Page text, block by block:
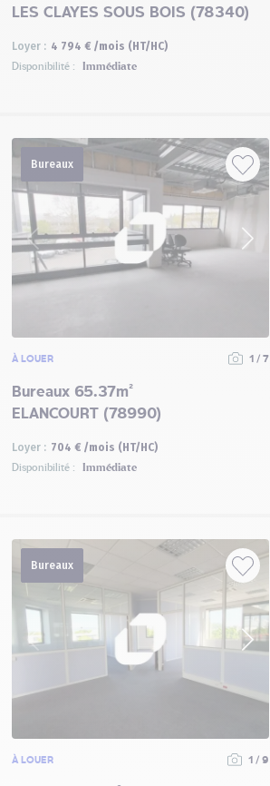
LES CLAYES SOUS BOIS (78340)
Loyer : 4 794 € /mois (HT/HC)
Disponibilité : Immédiate
Bureaux
À LOUER 1 / 7
Bureaux 65.37m²
ELANCOURT (78990)
Loyer : 704 € /mois (HT/HC)
Disponibilité : Immédiate
Bureaux
À LOUER 1 / 9